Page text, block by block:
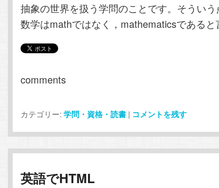
抽象の世界を扱う学問のことです。そうい
数学はmathではなく，mathematicsである
comments
カテゴリー: 学問・資格・読書 | コメントを残す
英語でHTML